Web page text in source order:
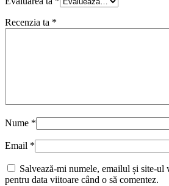
Recenzia ta *
Nume *
Email *
Salvează-mi numele, emailul și site-ul
pentru data viitoare când o să comentez.